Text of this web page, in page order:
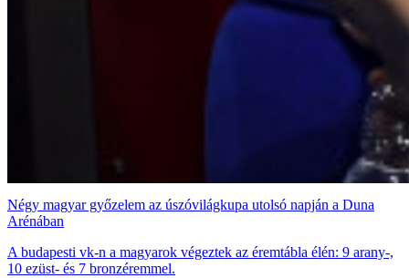
Négy magyar győzelem az úszóvilágkupa utolsó napján a Duna
Arénában
A budapesti vk-n a magyarok végeztek az éremtábla élén: 9 arany-,
10 ezüst- és 7 bronzéremmel.